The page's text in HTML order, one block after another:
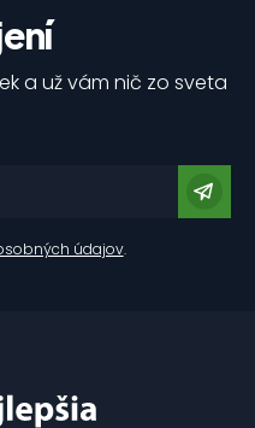
a už vám nič zo sveta
údajov.